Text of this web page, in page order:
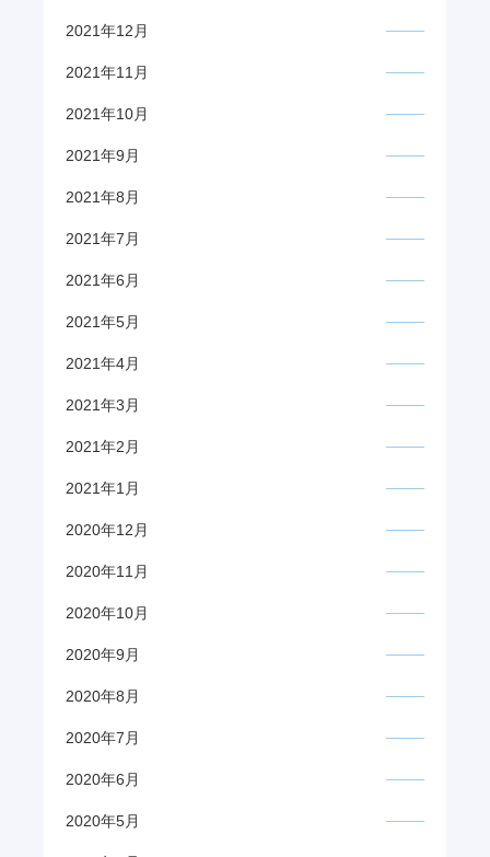
2021年12月
2021年11月
2021年10月
2021年9月
2021年8月
2021年7月
2021年6月
2021年5月
2021年4月
2021年3月
2021年2月
2021年1月
2020年12月
2020年11月
2020年10月
2020年9月
2020年8月
2020年7月
2020年6月
2020年5月